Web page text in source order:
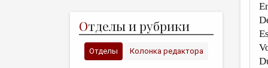
Отделы и рубрики
Отделы Колонка редактора